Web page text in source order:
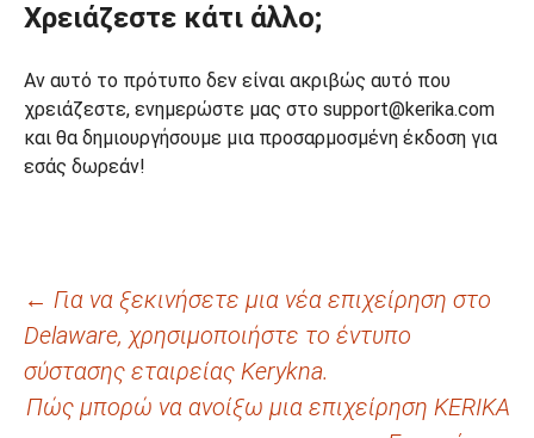
Χρειάζεστε κάτι άλλο;
Αν αυτό το πρότυπο δεν είναι ακριβώς αυτό που
χρειάζεστε, ενημερώστε μας στο support@kerika.com
και θα δημιουργήσουμε μια προσαρμοσμένη έκδοση για
εσάς δωρεάν!
Πλοήγηση
άρθρων
← Για να ξεκινήσετε μια νέα επιχείρηση στο
Delaware, χρησιμοποιήστε το έντυπο
σύστασης εταιρείας Kerykna.
Πώς μπορώ να ανοίξω μια επιχείρηση KERIKA